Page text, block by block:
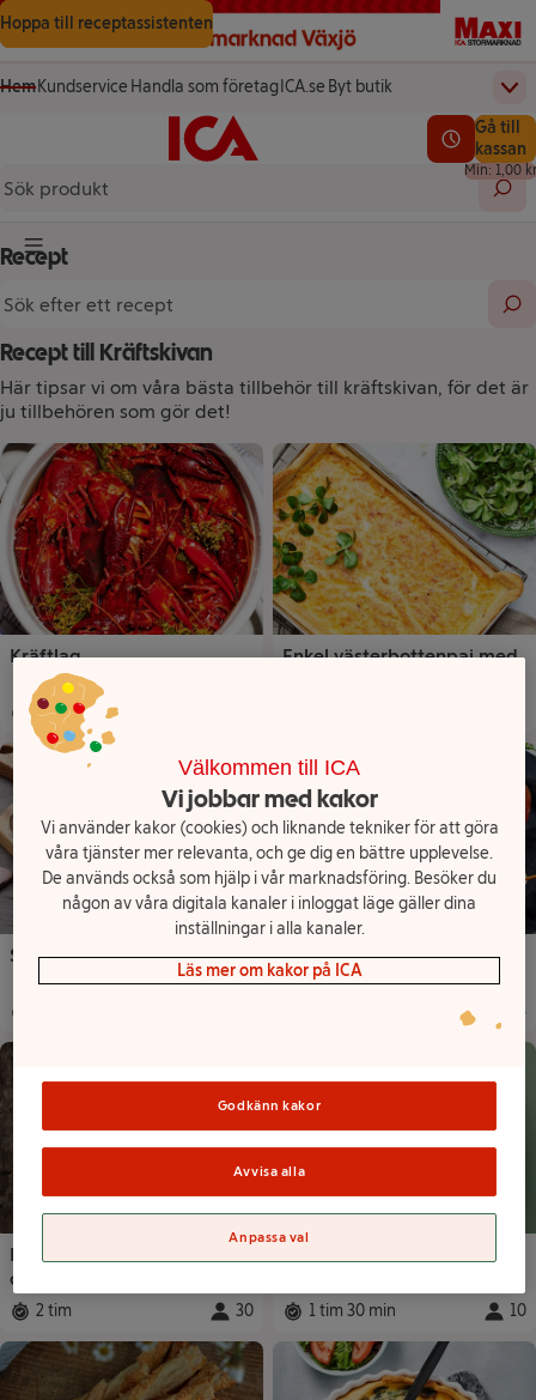
Gå till innehåll
Gå till sökning
Gå till sidfot
Hoppa till receptassistenten
HemKundservice Handla som företag ICA.se
(öppnas i ett nytt fönster)
Byt butik
(öppnas i ett nytt fönster)
Startsida
Sök
Se lediga
Gå till
kassan
Totalt
0,00 kr
Min: 1,00 kr
Knapp för huvudmeny
Recept
Recept till Kräftskivan
Här tipsar vi om våra bästa tillbehör till kräftskivan, för det är
ju tillbehören som gör det!
Recept
Kräftlag
Total tid
15 min
Enkel västerbottenpaj med
Snabb aioli
Total tid
Gratinerad hummer med
Västerbottensost
4
Paj i långpanna med tre
ostar
Total tid:
2 tim Portioner
30 Total tid
1 tim 30 min 10
Välkommen till ICA
Vi jobbar med kakor
Vi använder kakor (cookies) och liknande tekniker för att göra
våra tjänster mer relevanta, och ge dig en bättre upplevelse.
De används också som hjälp i vår marknadsföring. Besöker du
någon av våra digitala kanaler i inloggat läge gäller dina
inställningar i alla kanaler.
Läs mer om kakor på ICA
Godkänn kakor
Avvisa alla
Anpassa val